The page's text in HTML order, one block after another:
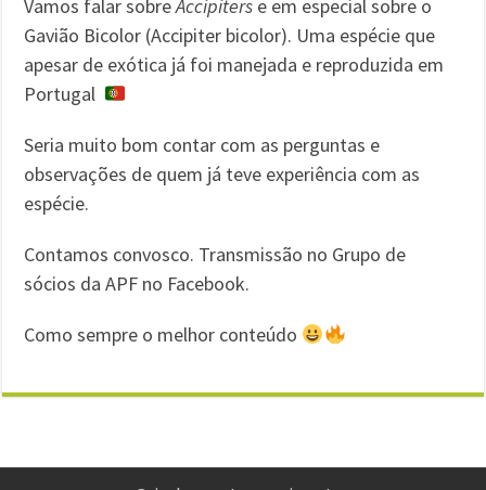
Vamos falar sobreAccipiters e em especial sobre o
Gavião Bicolor (Accipiter bicolor). Uma espécie que
apesar de exótica já foi manejada e reproduzida em
Portugal
Seria muito bom contar com as perguntas e
observações de quem já teve experiência com as
espécie.
Contamos convosco. Transmissão no Grupo de
sócios da APF no Facebook.
Como sempre o melhor conteúdo